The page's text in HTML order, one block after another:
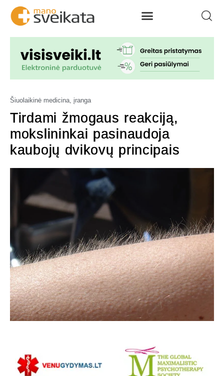
Šiuolaikinė medicina, įranga
Tirdami žmogaus reakciją,
mokslininkai pasinaudoja
kaubojų dvikovų principais